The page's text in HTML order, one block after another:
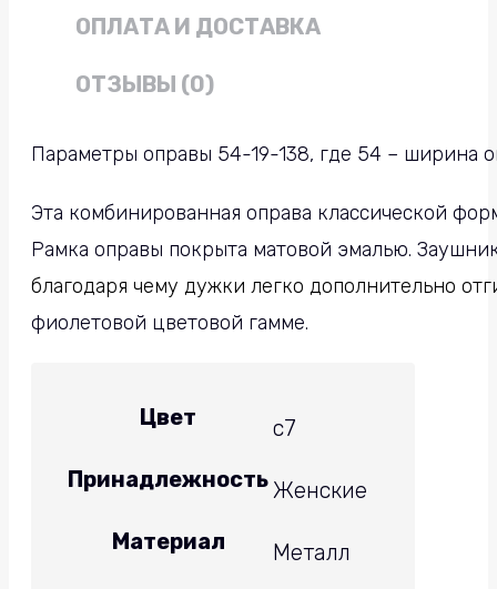
ОПЛАТА И ДОСТАВКА
ОТЗЫВЫ (0)
Параметры оправы 54-19-138, где 54 – ширина
Эта комбинированная оправа классической
Рамка оправы покрыта матовой эмалью.
благодаря чему дужки легко дополнительно
фиолетовой цветовой гамме.
Цвет
с7
ПринадлежностьЖенские
Материал
Металл